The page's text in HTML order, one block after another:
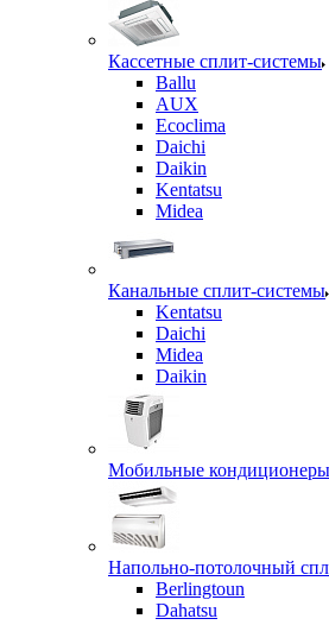
Кассетные сплит-системы
Ballu
AUX
Ecoclima
Daichi
Daikin
Kentatsu
Midea
Канальные сплит-системы
Kentatsu
Daichi
Midea
Daikin
Мобильные кондиционеры
Напольно-потолочный
Berlingtoun
Dahatsu